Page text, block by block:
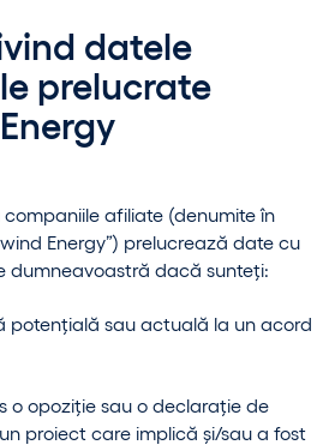
datele
prelucrate
companiile afiliate (denumite în
Energy”) prelucrează date cu
dumneavoastră dacă sunteți:
potențială sau actuală la un acord
o opoziție sau o declarație de
proiect care implică și/sau a fost